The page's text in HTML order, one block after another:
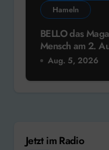
Hameln
BELLO das
Mensch am 2.
Aug. 5, 2026
Jetzt im Radio